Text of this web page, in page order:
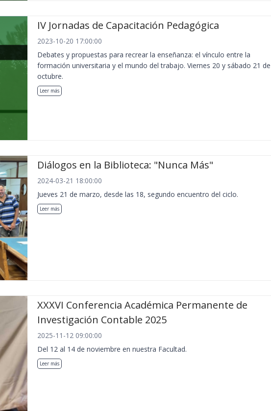
IV Jornadas de Capacitación Pedagógica
2023-10-20 17:00:00
Debates y propuestas para recrear la enseñanza: el vínculo entre la
formación universitaria y el mundo del trabajo. Viernes 20 y sábado 21 de
octubre.
Leer más
Diálogos en la Biblioteca: "Nunca Más"
2024-03-21 18:00:00
Jueves 21 de marzo, desde las 18, segundo encuentro del ciclo.
Leer más
XXXVI Conferencia Académica Permanente de
Investigación Contable 2025
2025-11-12 09:00:00
Del 12 al 14 de noviembre en nuestra Facultad.
Leer más